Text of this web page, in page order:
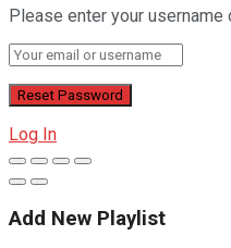
Please enter your
Log In
Add New Playlist